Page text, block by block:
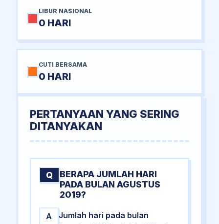
LIBUR NASIONAL
0 HARI
CUTI BERSAMA
0 HARI
PERTANYAAN YANG SERING
DITANYAKAN
Q
BERAPA JUMLAH HARI
PADA BULAN AGUSTUS
2019?
A
Jumlah hari pada bulan